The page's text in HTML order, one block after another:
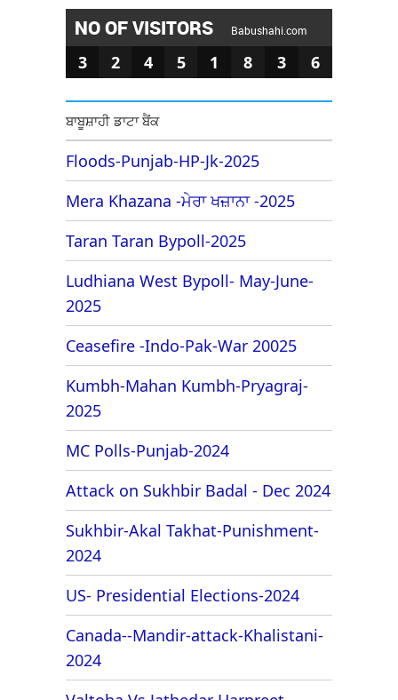
NO OF VISITORS Babushahi.com
3 2 4 5 1 8 3 6
ਬਾਬੂਸ਼ਾਹੀ ਡਾਟਾ ਬੈਂਕ
Floods-Punjab-HP-Jk-2025
Mera Khazana -ਮੇਰਾ ਖਜ਼ਾਨਾ -2025
Taran Taran Bypoll-2025
Ludhiana West Bypoll- May-June-
2025
Ceasefire -Indo-Pak-War 20025
Kumbh-Mahan Kumbh-Pryagraj-
2025
MC Polls-Punjab-2024
Attack on Sukhbir Badal - Dec 2024
Sukhbir-Akal Takhat-Punishment-
2024
US- Presidential Elections-2024
Canada--Mandir-attack-Khalistani-
2024